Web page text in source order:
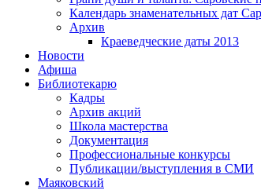
Календарь знаменательных дат
Архив
Краеведческие даты 2013
Новости
Афиша
Библиотекарю
Кадры
Архив акций
Школа мастерства
Документация
Профессиональные конкурсы
Публикации/выступления в СМИ
Маяковский